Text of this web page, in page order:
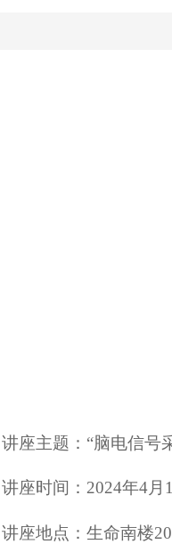
讲座主题：“脑电信号
讲座时间： 2024年4月
讲座地点：生命南楼